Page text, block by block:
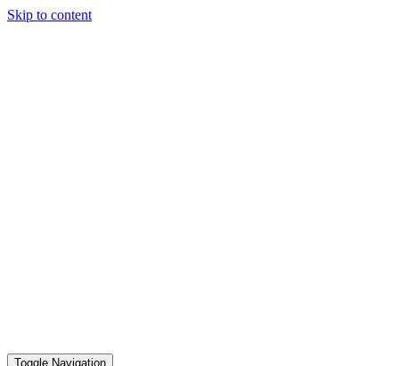
Skip to content
Toggle Navigation